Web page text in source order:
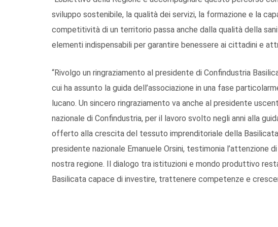
sviluppo sostenibile, la qualità dei servizi, la formazione e la
competitività di un territorio passa anche dalla qualità della
elementi indispensabili per garantire benessere ai cittadini e
“Rivolgo un ringraziamento al presidente di Confindustria
cui ha assunto la guida dell’associazione in una fase
lucano. Un sincero ringraziamento va anche al presidente
nazionale di Confindustria, per il lavoro svolto negli anni alla
offerto alla crescita del tessuto imprenditoriale della
presidente nazionale Emanuele Orsini, testimonia l’attenzione
nostra regione. Il dialogo tra istituzioni e mondo produttivo
Basilicata capace di investire, trattenere competenze e